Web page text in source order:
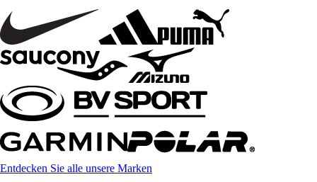
Entdecken Sie alle unsere Marken